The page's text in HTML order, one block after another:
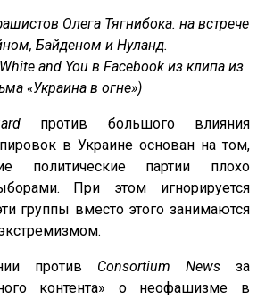
Олега Тягнибока. на встрече
Байденом и Нуланд.
and You в Facebook из клипа из
«Украина в огне»)
против большого влияния
в Украине основан на том,
политические партии плохо
При этом игнорируется
группы вместо этого занимаются
против Consortium News за
контента» о неофашизме в